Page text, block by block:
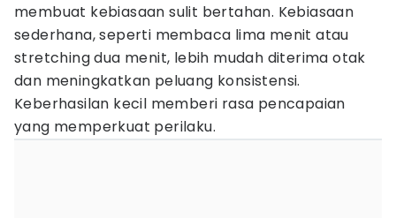
membuat kebiasaan sulit bertahan. Kebiasaan
sederhana, seperti membaca lima menit atau
stretching dua menit, lebih mudah diterima otak
dan meningkatkan peluang konsistensi.
Keberhasilan kecil memberi rasa pencapaian
yang memperkuat perilaku.